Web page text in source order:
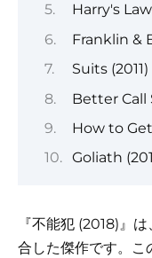
Harry's Law
Franklin &
Suits (2011)
Better Call
How to
Goliath
『不能犯 (2018)』
合した傑作です。こ